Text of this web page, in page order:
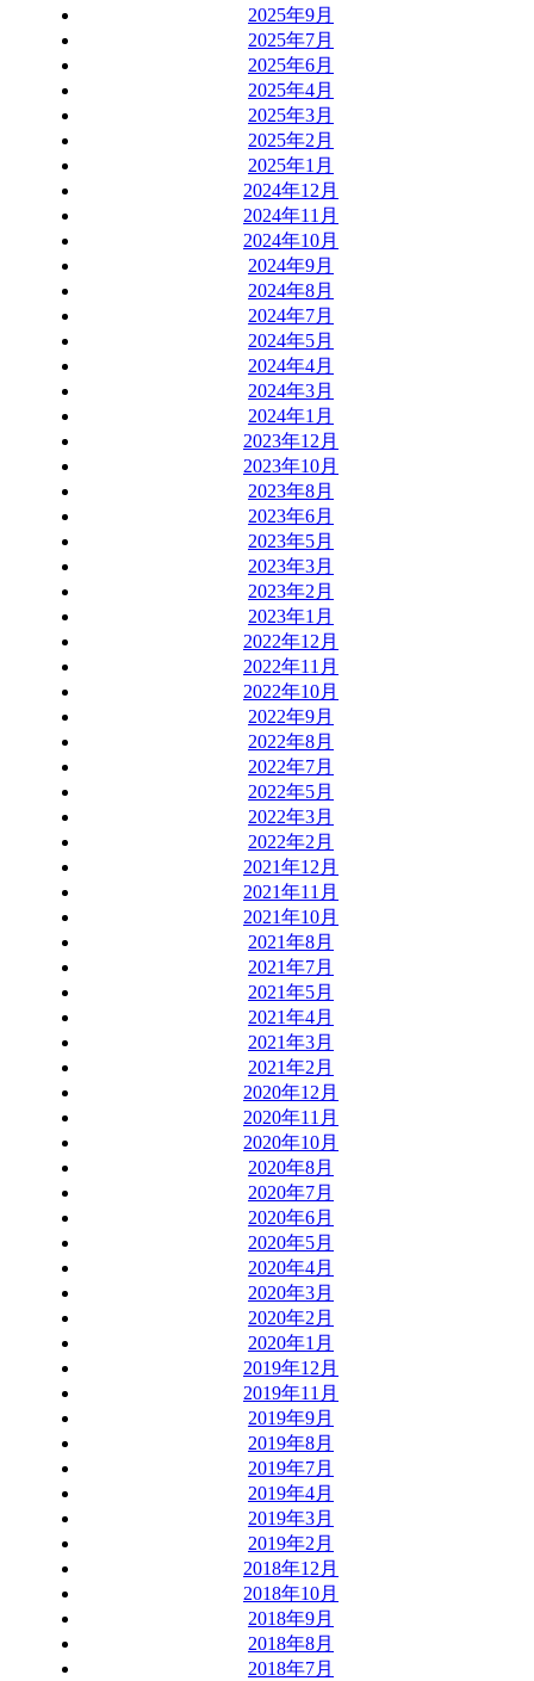
2025年9月
2025年7月
2025年6月
2025年4月
2025年3月
2025年2月
2025年1月
2024年12月
2024年11月
2024年10月
2024年9月
2024年8月
2024年7月
2024年5月
2024年4月
2024年3月
2024年1月
2023年12月
2023年10月
2023年8月
2023年6月
2023年5月
2023年3月
2023年2月
2023年1月
2022年12月
2022年11月
2022年10月
2022年9月
2022年8月
2022年7月
2022年5月
2022年3月
2022年2月
2021年12月
2021年11月
2021年10月
2021年8月
2021年7月
2021年5月
2021年4月
2021年3月
2021年2月
2020年12月
2020年11月
2020年10月
2020年8月
2020年7月
2020年6月
2020年5月
2020年4月
2020年3月
2020年2月
2020年1月
2019年12月
2019年11月
2019年9月
2019年8月
2019年7月
2019年4月
2019年3月
2019年2月
2018年12月
2018年10月
2018年9月
2018年8月
2018年7月